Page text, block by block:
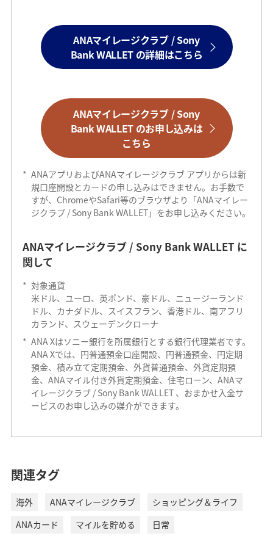
ANAマイレージクラブ / Sony
Bank WALLET の詳細はこちら
ANAマイレージクラブ / Sony
Bank WALLET のお申し込みは
こちら
* ANAアプリおよびANAマイレージクラブ アプリからは新
規口座開設とカードの申し込みはできません。お手数で
すが、ChromeやSafari等のブラウザより「ANAマイレー
ジクラブ / Sony Bank WALLET」をお申し込みください。
ANAマイレージクラブ / Sony Bank WALLET に
関して
* 対象通貨
米ドル、ユーロ、英ポンド、豪ドル、ニュージーランド
ドル、カナダドル、スイスフラン、香港ドル、南アフリ
カランド、スウェーデンクローナ
* ANA Xはソニー銀行を所属銀行とする銀行代理業者です。
ANA Xでは、円普通預金口座開設、円普通預金、円定期
預金、積み立て定期預金、外貨普通預金、外貨定期預
金、ANAマイル付き外貨定期預金、住宅ローン、ANAマ
イレージクラブ / Sony Bank WALLET 、おまかせ入金サ
ービスのお申し込みの媒介ができます。
クラブ GLOBAL PASS
関連タグ
海外 ANAマイレージクラブ
ショッピング＆ライフ
ANAカード
マイルを貯める 日常